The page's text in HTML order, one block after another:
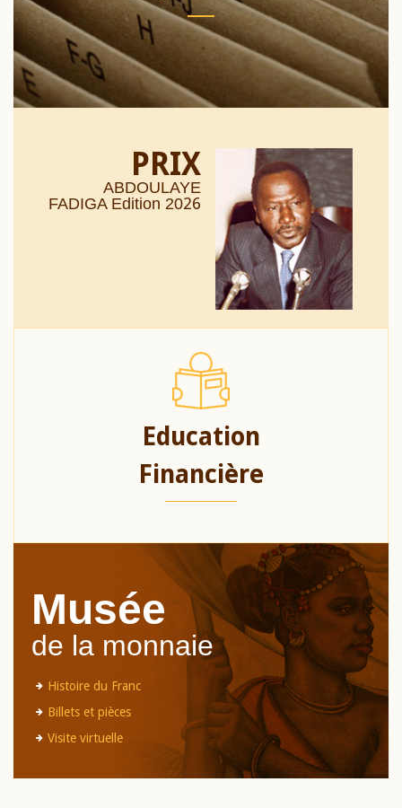
PRIX
ABDOULAYE
FADIGA Edition 2026
Education
Financière
Musée
de la monnaie
Histoire du Franc
Billets et pièces
Visite virtuelle